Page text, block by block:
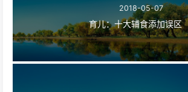
2018-05-07
育儿：十大辅食添加误区